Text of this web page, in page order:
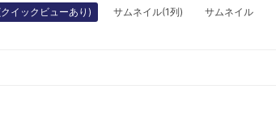
イックビューあり) サムネイル(1列) サムネイル